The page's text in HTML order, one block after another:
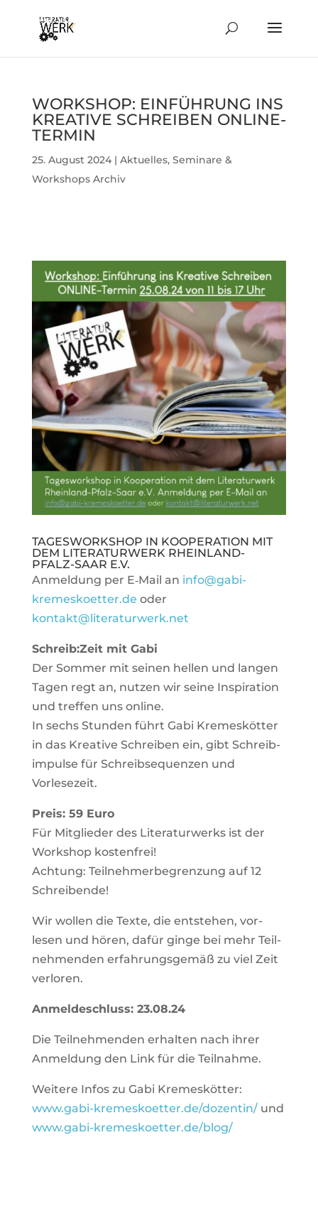
WORK­SHOP: EIN­FÜH­RUNG INS
KREA­TIVE SCHREIBEN ONLINE-
TERMIN
25. August 2024| Aktuelles, Seminare &
Workshops Archiv
TAGES­WORK­SHOP IN KOOPE­RA­TION MIT
DEM LITE­RA­TUR­WERK RHEIN­LAND-
PFALZ-SAAR E.V.
Anmel­dung per E‑Mail an info@gabi-
kremeskoetter.de oder
kontakt@literaturwerk.net
Schreib:Zeit mit Gabi
Der Sommer mit seinen hellen und langen
Tagen regt an, nutzen wir seine Inspi­ra­tion
und treffen uns online.
In sechs Stunden führt Gabi Kre­mes­kötter
in das Krea­tive Schreiben ein, gibt Schreib­
im­pulse für Schreib­se­quenzen und
Vorlesezeit.
Preis: 59 Euro
Für Mit­glieder des Lite­ra­tur­werks ist der
Work­shop kos­ten­frei!
Ach­tung: Teil­neh­mer­be­gren­zung auf 12
Schreibende!
Wir wollen die Texte, die ent­stehen, vor­
lesen und hören, dafür ginge bei mehr Teil­
neh­menden erfah­rungs­gemäß zu viel Zeit
verloren.
Anmel­de­schluss: 23.08.24
Die Teil­neh­menden erhalten nach ihrer
Anmel­dung den Link für die Teilnahme.
Wei­tere Infos zu Gabi Kre­mes­kötter:
www.gabi-kremeskoetter.de/dozentin/und
www.gabi-kremeskoetter.de/blog/